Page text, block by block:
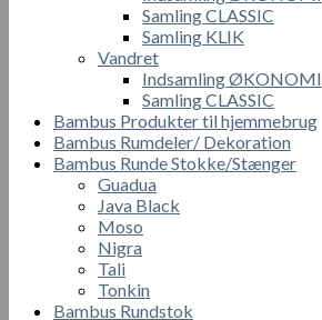
Samling CLASSIC
Samling KLIK
Vandret
Indsamling ØKONOMI
Samling CLASSIC
Bambus Produkter til hjemmebrug
Bambus Rumdeler/ Dekoration
Bambus Runde Stokke/Stænger
Guadua
Java Black
Moso
Nigra
Tali
Tonkin
Bambus Rundstok